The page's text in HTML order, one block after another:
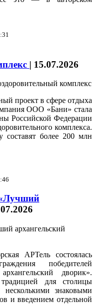
| 15.07.2026
проект в сфере отдыха
ООО «Бани» стала
Российской Федерации
комплекса.
более 200 млн
АРТель состоялась
победителей
дворик».
для столицы
знаковыми
и введением отдельной